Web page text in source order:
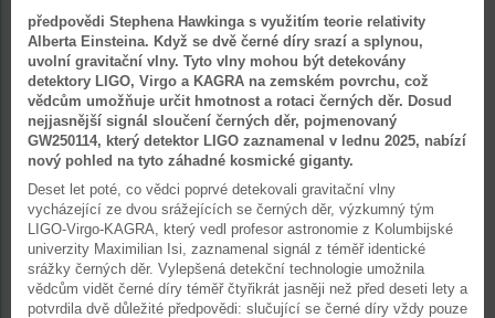
předpovědi Stephena Hawkinga s využitím teorie relativity
Alberta Einsteina. Když se dvě černé díry srazí a splynou,
uvolní gravitační vlny. Tyto vlny mohou být detekovány
detektory LIGO, Virgo a KAGRA na zemském povrchu, což
vědcům umožňuje určit hmotnost a rotaci černých děr. Dosud
nejjasnější signál sloučení černých děr, pojmenovaný
GW250114, který detektor LIGO zaznamenal v lednu 2025, nabízí
nový pohled na tyto záhadné kosmické giganty.
Deset let poté, co vědci poprvé detekovali gravitační vlny
vycházející ze dvou srážejících se černých děr, výzkumný tým
LIGO-Virgo-KAGRA, který vedl profesor astronomie z Kolumbijské
univerzity Maximilian Isi, zaznamenal signál z téměř identické
srážky černých děr. Vylepšená detekční technologie umožnila
vědcům vidět černé díry téměř čtyřikrát jasněji než před deseti lety a
potvrdila dvě důležité předpovědi: slučující se černé díry vždy pouze